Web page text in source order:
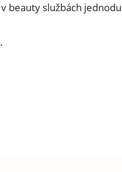
v beauty službách